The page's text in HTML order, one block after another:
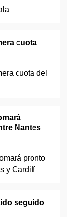
cuota
Nantes
seguido